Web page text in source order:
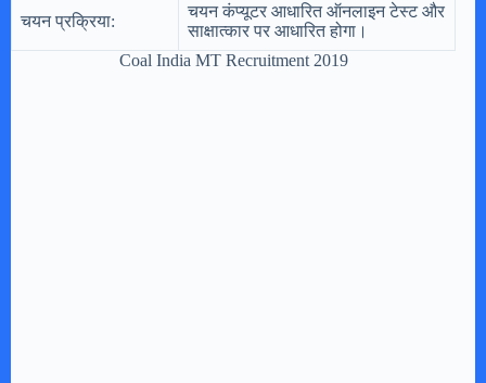
चयन प्रक्रिया:
चयन कंप्यूटर आधारित ऑनलाइन टेस्ट और
साक्षात्कार पर आधारित होगा।
Coal India MT Recruitment 2019